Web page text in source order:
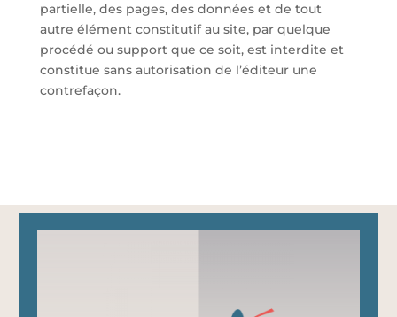
partielle, des pages, des données et de tout
autre élément constitutif au site, par quelque
procédé ou support que ce soit, est interdite et
constitue sans autorisation de l’éditeur une
contrefaçon.